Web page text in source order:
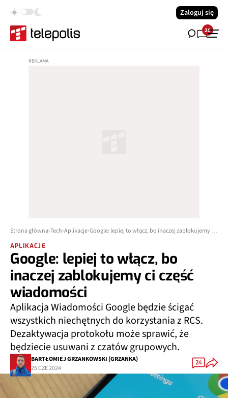
Zaloguj się
28
Strona główna Tech Aplikacje Google: lepiej to włącz, bo inaczej zablokujemy ci część wiadomości
APLIKACJE
Google: lepiej to włącz, bo
inaczej zablokujemy ci część
wiadomości
Aplikacja Wiadomości Google będzie ścigać
wszystkich niechętnych do korzystania z RCS.
Dezaktywacja protokołu może sprawić, że
będziecie usuwani z czatów grupowych.
BARTŁOMIEJ GRZANKOWSKI (GRZANKA)
25 CZE 2024
24